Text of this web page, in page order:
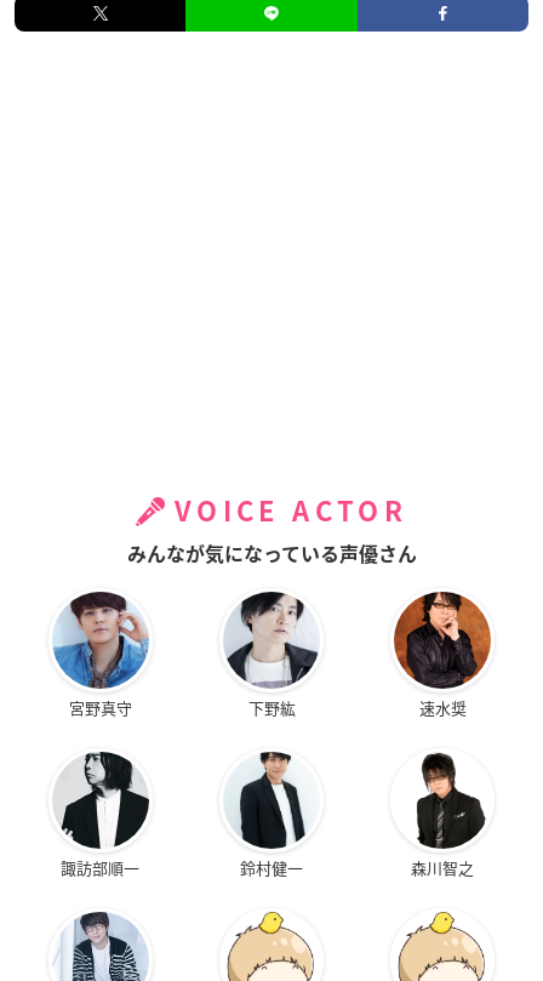
VOICE ACTOR
みんなが気になっている声優さん
宮野真守 下野紘 速水奨
諏訪部順一 鈴村健一 森川智之